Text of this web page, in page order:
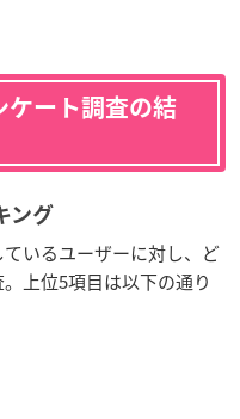
ケート調査の結
ング
いるユーザーに対し、ど
上位5項目は以下の通り